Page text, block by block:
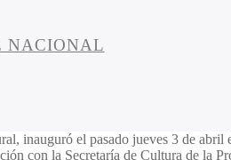
NACIONAL
inauguró el pasado jueves 3 de abril
con la Secretaría de Cultura de la